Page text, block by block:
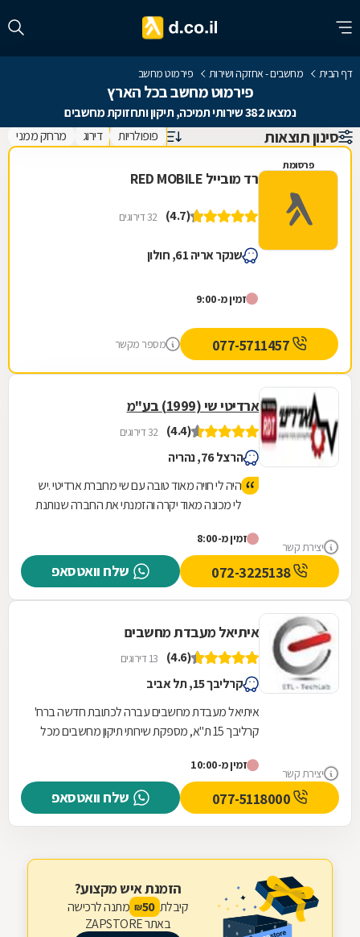
דף הבית מחשבים - אחזקה ושירות פירמוט מחשב
פירמוט מחשב בכל הארץ
נמצאו 382 שירותי תמיכה, תיקון ותחזוקת מחשבים
סינון תוצאות פופולריות דירוג מרחק ממני
פרסומת
רד מובייל RED MOBILE
(4.7) 32 דירוגים
שנקר אריה 61, חולון
זמין מ-9:00
מספר מקשר
יצירת קשר
ארדיטי שי (1999) בע"מ
(4.4) 32 דירוגים
הרצל 76, נהריה
היה לי חויה מאוד טובה עם שי מחברת ארדיטי .יש
לי מכונה מאוד יקרה והזמנתי את החברה שנותנת
שהמחשב שבק חיים(בהצעת מחיר הם רצו כמה
עשות אלפי שקלים) לא היה ניראה לי .וחבר
מאוד אדיב כלפי הבאתי את המחשב אליו והוא
אנשים טובים בארץ ישראל ....איש נהדר
זמין מ-8:00
שלח וואטסאפ 072-3225138
יצירת קשר
איתיאל מעבדת מחשבים
(4.6) 13 דירוגים
קרליבך 15, תל אביב
איתיאל מעבדת מחשבים עברה לכתובת חדשה ברח'
קרליבך 15 ת"א, מספקת שירותי תיקון מחשבים מכל
זמין מ-10:00
שלח וואטסאפ
הזמנת איש מקצוע?
קיבלת 50
₪ מתנה לרכישה
באתר ZAPSTORE